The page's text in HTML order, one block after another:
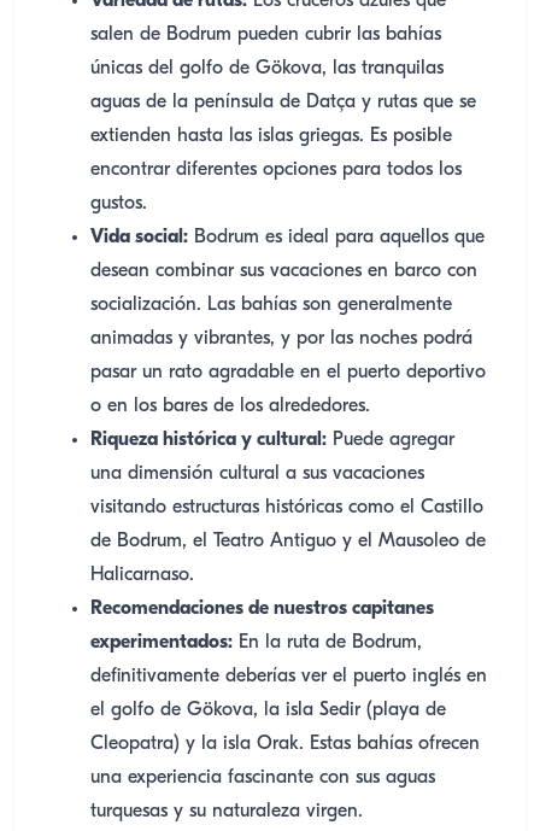
salen de Bodrum pueden cubrir las bahías
únicas del golfo de Gökova, las tranquilas
aguas de la península de Datça y rutas que se
extienden hasta las islas griegas. Es posible
encontrar diferentes opciones para todos los
gustos.
Vida social: Bodrum es ideal para aquellos que
desean combinar sus vacaciones en barco con
socialización. Las bahías son generalmente
animadas y vibrantes, y por las noches podrá
pasar un rato agradable en el puerto deportivo
o en los bares de los alrededores.
Riqueza histórica y cultural: Puede agregar
una dimensión cultural a sus vacaciones
visitando estructuras históricas como el Castillo
de Bodrum, el Teatro Antiguo y el Mausoleo de
Halicarnaso.
Recomendaciones de nuestros capitanes
experimentados: En la ruta de Bodrum,
definitivamente deberías ver el puerto inglés en
el golfo de Gökova, la isla Sedir (playa de
Cleopatra) y la isla Orak. Estas bahías ofrecen
una experiencia fascinante con sus aguas
turquesas y su naturaleza virgen.